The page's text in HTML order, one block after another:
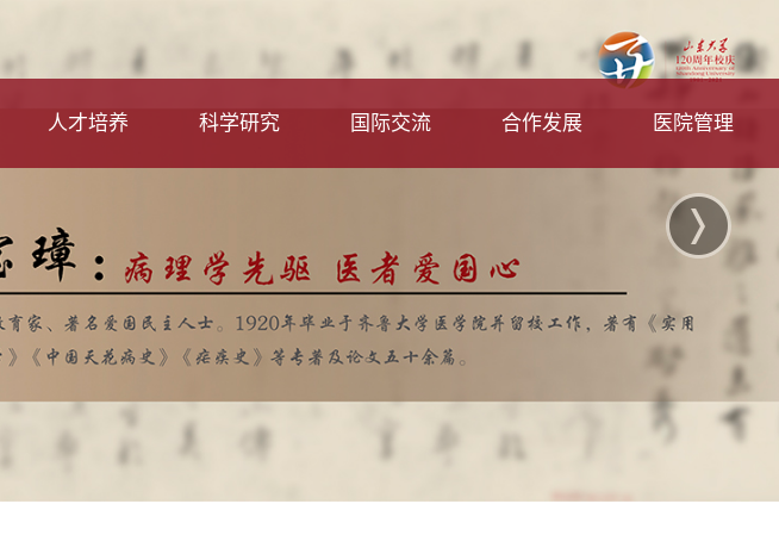
人才培养 科学研究 国际交流 合作发展 医院管理